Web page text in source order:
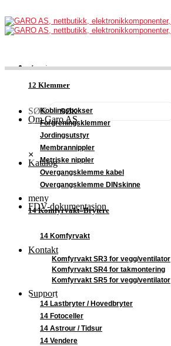
12 Klemmer
Koblingsbokser
Forgreningsklemmer
Jordingsutstyr
Membrannippler
Metriske nippler
Overgangsklemme kabel
Overgangsklemme DINskinne
14 Komfyrvakt–Brytere
14 Komfyrvakt
Komfyrvakt SR3 for vegg/ventilator
Komfyrvakt SR4 for takmontering
Komfyrvakt SR5 for vegg/ventilator
14 Lastbryter / Hovedbryter
14 Fotoceller
14 Astrour / Tidsur
14 Vendere
SØK
×
meny
Om Garo AS
Katalog
FDV-dokumentasjon
Kontakt
Support
00003211